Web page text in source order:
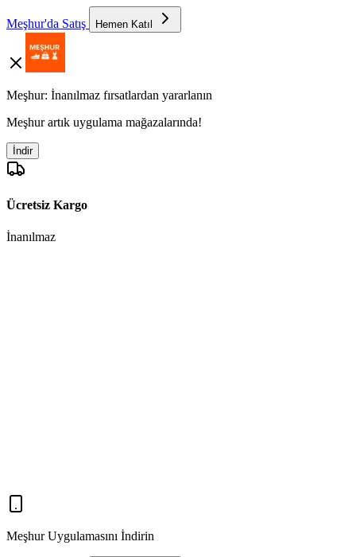
Meşhur'da Satış Hemen Katıl
Meşhur: İnanılmaz fırsatlardan yararlanın
Meşhur artık uygulama mağazalarında!
İndir
Ücretsiz Kargo
İnanılmaz
Meşhur Uygulamasını İndirin